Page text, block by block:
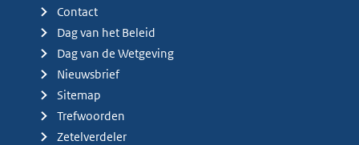
Contact
Dag van het Beleid
Dag van de Wetgeving
Nieuwsbrief
Sitemap
Trefwoorden
Zetelverdeler